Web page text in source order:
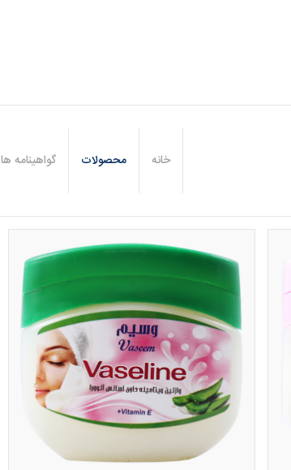
خانه محصولات گواهینامه ها